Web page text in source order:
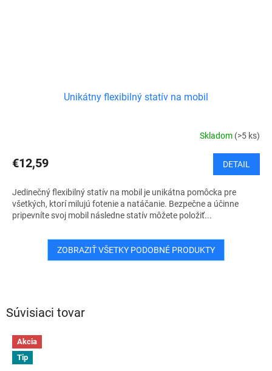
Súvisiaci tovar
Akcia
Tip
Unikátny flexibilný statív na mobil
Skladom (>5 ks)
€12,59 DETAIL
Jedinečný flexibilný statív na mobil je unikátna pomôcka pre
všetkých, ktorí milujú fotenie a natáčanie. Bezpečne a účinne
pripevníte svoj mobil následne statív môžete položiť...
ZOBRAZIŤ VŠETKY PODOBNÉ PRODUKTY